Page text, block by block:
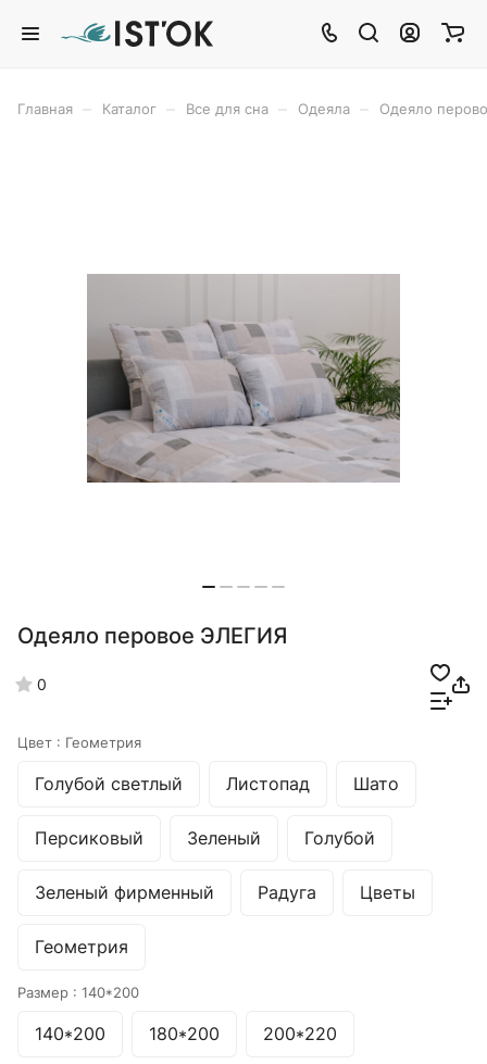
Главная Каталог Все для сна Одеяла Одеяло
Одеяло перовое ЭЛЕГИЯ
0
Цвет : Геометрия
Голубой светлый Листопад Шато
Персиковый Зеленый Голубой
Зеленый фирменный Радуга Цветы
Геометрия
Размер : 140*200
140*200 180*200 200*220